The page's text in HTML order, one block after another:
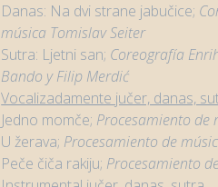
Danas: Na dvi strane jabučice;
música Tomislav Seiter
Sutra: Ljetni san; Coreografía
Bando y Filip Merdić
Vocalizadamente jučer, danas,
Jedno momče; Procesamiento de
U žerava; Procesamiento de
Peče čiča rakiju; Procesamiento